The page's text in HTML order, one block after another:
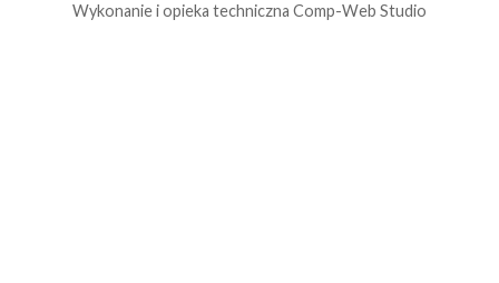
Wykonanie i opieka techniczna Comp-Web Studio